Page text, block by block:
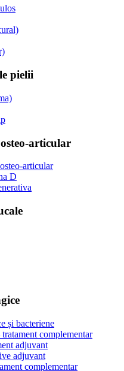
pielii
articular
articular
D
și bacteriene
complementar
adjuvant
adjuvant
complementar